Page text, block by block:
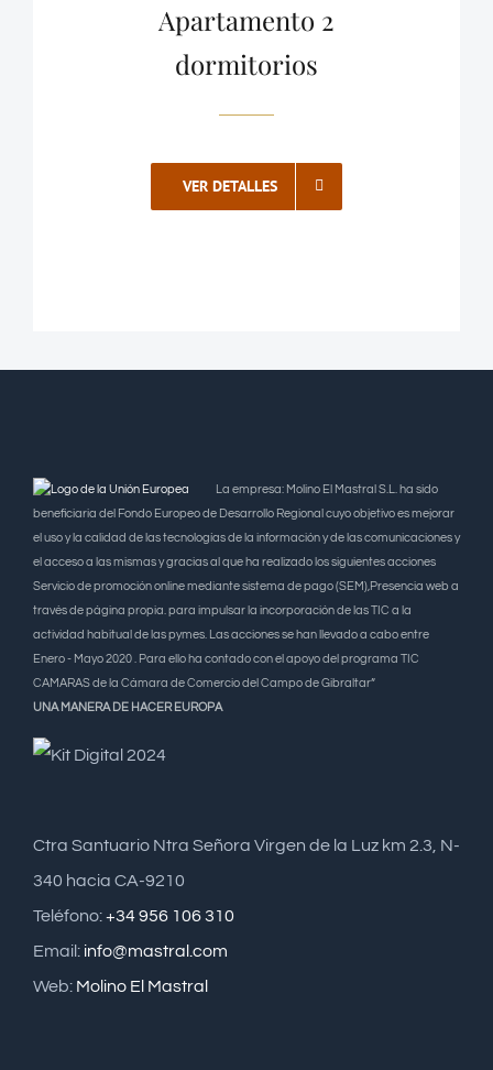
Apartamento 2
dormitorios
VER DETALLES
La empresa: Molino El Mastral S.L. ha sido
beneficiaria del Fondo Europeo de Desarrollo Regional cuyo objetivo es mejorar
el uso y la calidad de las tecnologías de la información y de las comunicaciones y
el acceso a las mismas y gracias al que ha realizado los siguientes acciones
Servicio de promoción online mediante sistema de pago (SEM),Presencia web a
través de página propia. para impulsar la incorporación de las TIC a la
actividad habitual de las pymes. Las acciones se han llevado a cabo entre
Enero - Mayo 2020 . Para ello ha contado con el apoyo del programa TIC
CAMARAS de la Cámara de Comercio del Campo de Gibraltar”
UNA MANERA DE HACER EUROPA
Ctra Santuario Ntra Señora Virgen de la Luz km 2.3, N-
340 hacia CA-9210
Teléfono:+34 956 106 310
Email: info@mastral.com
Web: Molino El Mastral